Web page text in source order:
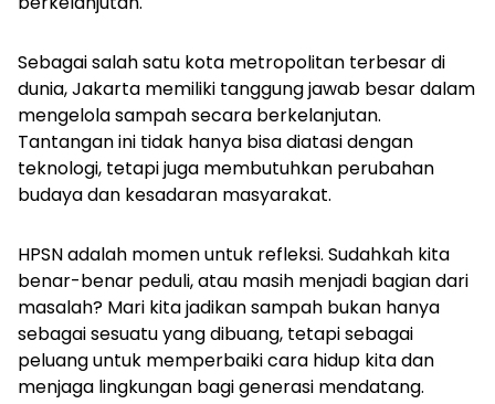
Sebagai salah satu kota metropolitan terbesar di
dunia, Jakarta memiliki tanggung jawab besar dalam
mengelola sampah secara berkelanjutan.
Tantangan ini tidak hanya bisa diatasi dengan
teknologi, tetapi juga membutuhkan perubahan
budaya dan kesadaran masyarakat.
HPSN adalah momen untuk refleksi. Sudahkah kita
benar-benar peduli, atau masih menjadi bagian dari
masalah? Mari kita jadikan sampah bukan hanya
sebagai sesuatu yang dibuang, tetapi sebagai
peluang untuk memperbaiki cara hidup kita dan
menjaga lingkungan bagi generasi mendatang.